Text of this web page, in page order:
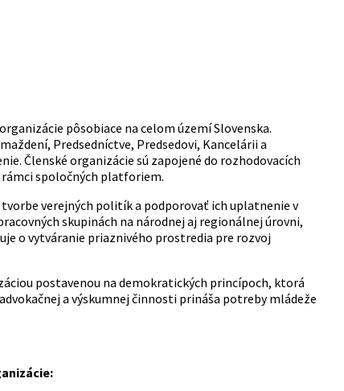
pôsobiace na celom území Slovenska.
Predsedníctve, Predsedovi, Kancelárii a
Členské organizácie sú zapojené do rozhodovacích
spoločných platforiem.
verejných politík a podporovať ich uplatnenie v
skupinách na národnej aj regionálnej úrovni,
o vytváranie priaznivého prostredia pre rozvoj
postavenou na demokratických princípoch, ktorá
a výskumnej činnosti prináša potreby mládeže